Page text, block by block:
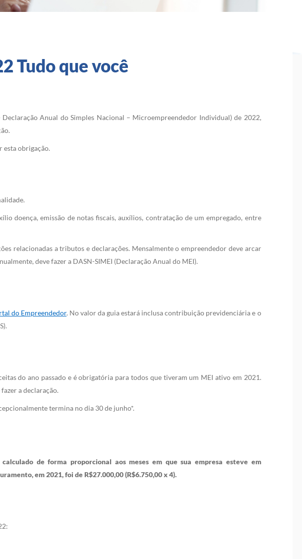
Tudo que você
Anual do Simples Nacional – Microempreendedor Individual) de 2022,
esta obrigação.
doença, emissão de notas fiscais, auxílios, contratação de um empregado, entre
relacionadas a tributos e declarações. Mensalmente o empreendedor deve arcar
deve fazer a DASN-SIMEI (Declaração Anual do MEI).
do Empreendedor. No valor da guia estará inclusa contribuição previdenciária e o
do ano passado e é obrigatória para todos que tiveram um MEI ativo em 2021.
a declaração.
termina no dia 30 de junho*.
de forma proporcional aos meses em que sua empresa esteve em
em 2021, foi de R$27.000,00 (R$6.750,00 x 4).